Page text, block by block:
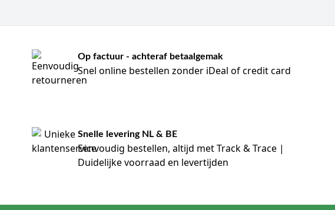
Op factuur - achteraf betaalgemak
Snel online bestellen zonder iDeal of credit card
Snelle levering NL & BE
Eenvoudig bestellen, altijd met Track & Trace |
Duidelijke voorraad en levertijden